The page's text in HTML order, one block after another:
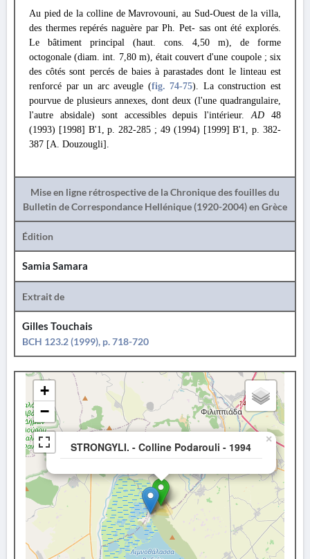
Au pied de la colline de Mavrovouni, au Sud-Ouest de la villa,
des thermes repérés naguère par Ph. Pet- sas ont été explorés.
Le bâtiment principal (haut. cons. 4,50 m), de forme
octogonale (diam. int. 7,80 m), était couvert d'une coupole ; six
des côtés sont percés de baies à parastades dont le linteau est
renforcé par un arc aveugle (fig. 74-75). La construction est
pourvue de plusieurs annexes, dont deux (l'une quadrangulaire,
l'autre absidale) sont accessibles depuis l'intérieur.AD 48
(1993) [1998] Β'1, p. 282-285 ; 49 (1994) [1999] Β'1, p. 382-
387 [A. Douzougli].
Mise en ligne rétrospective de la Chronique des fouilles du
Bulletin de Correspondance Hellénique (1920-2004) en Grèce
Édition
Samia Samara
Extrait de
Gilles Touchais
BCH 123.2 (1999), p. 718-720
STRONGYLI. - Colline Podarouli - 1994
×
+
−